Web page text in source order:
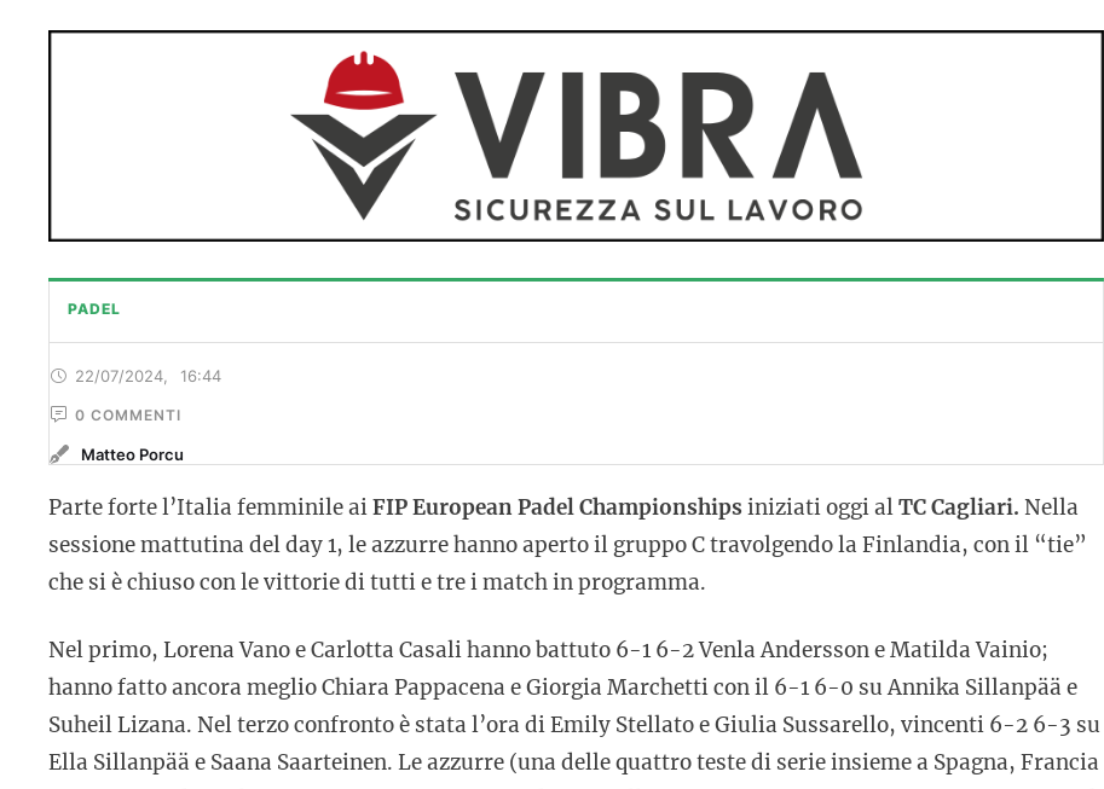
PADEL
22/07/2024 16:44
0 COMMENTI
Matteo Porcu
Parte forte l’Italia femminile aiFIP European Padel Championships iniziati oggi alTC Cagliari. Nella
sessione mattutina del day 1, le azzurre hanno aperto il gruppo C travolgendo la Finlandia, con il “tie”
che si è chiuso con le vittorie di tutti e tre i match in programma.
Nel primo, Lorena Vano e Carlotta Casali hanno battuto 6-1 6-2 Venla Andersson e Matilda Vainio;
hanno fatto ancora meglio Chiara Pappacena e Giorgia Marchetti con il 6-1 6-0 su Annika Sillanpää e
Suheil Lizana. Nel terzo confronto è stata l’ora di Emily Stellato e Giulia Sussarello, vincenti 6-2 6-3 su
Ella Sillanpää e Saana Saarteinen. Le azzurre (una delle quattro teste di serie insieme a Spagna, Francia